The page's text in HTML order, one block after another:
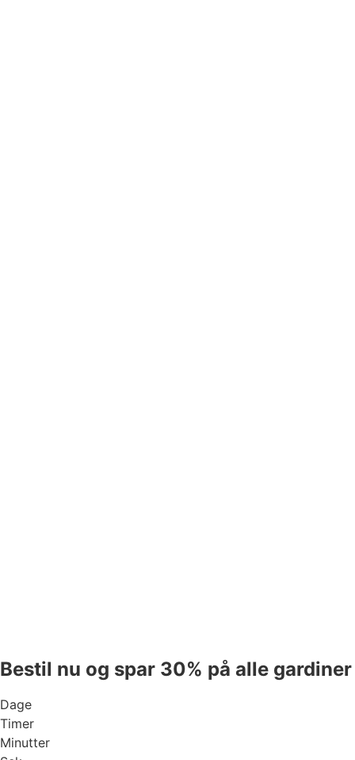
Bestil nu og spar 30% på alle gardiner
Dage
Timer
Minutter